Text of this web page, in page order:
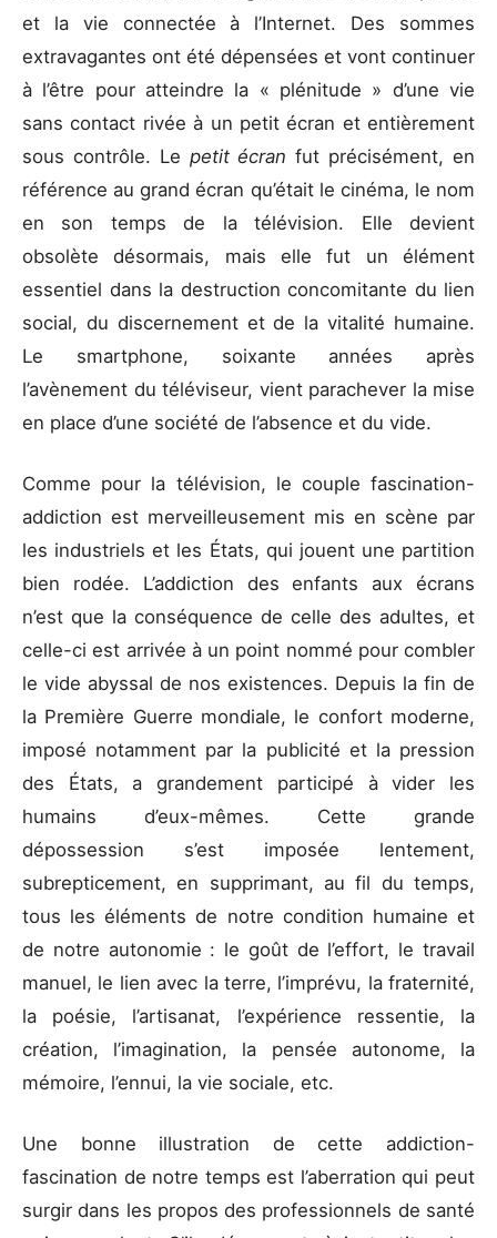
et la vie connectée à l’Internet. Des sommes
extravagantes ont été dépensées et vont continuer
à l’être pour atteindre la « plénitude » d’une vie
sans contact rivée à un petit écran et entièrement
sous contrôle. Le petit écranfut précisément, en
référence au grand écran qu’était le cinéma, le nom
en son temps de la télévision. Elle devient
obsolète désormais, mais elle fut un élément
essentiel dans la destruction concomitante du lien
social, du discernement et de la vitalité humaine.
Le smartphone, soixante années après
l’avènement du téléviseur, vient parachever la mise
en place d’une société de l’absence et du vide.
Comme pour la télévision, le couple fascination-
addiction est merveilleusement mis en scène par
les industriels et les États, qui jouent une partition
bien rodée. L’addiction des enfants aux écrans
n’est que la conséquence de celle des adultes, et
celle-ci est arrivée à un point nommé pour combler
le vide abyssal de nos existences. Depuis la fin de
la Première Guerre mondiale, le confort moderne,
imposé notamment par la publicité et la pression
des États, a grandement participé à vider les
humains d’eux-mêmes. Cette grande
dépossession s’est imposée lentement,
subrepticement, en supprimant, au fil du temps,
tous les éléments de notre condition humaine et
de notre autonomie : le goût de l’effort, le travail
manuel, le lien avec la terre, l’imprévu, la fraternité,
la poésie, l’artisanat, l’expérience ressentie, la
création, l’imagination, la pensée autonome, la
mémoire, l’ennui, la vie sociale, etc.
Une bonne illustration de cette addiction-
fascination de notre temps est l’aberration qui peut
surgir dans les propos des professionnels de santé